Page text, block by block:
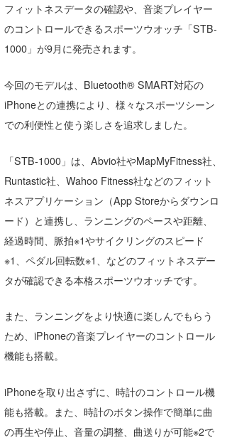
フィットネスデータの確認や、音楽プレイヤー
のコントロールできるスポーツウオッチ「STB-
1000」が9月に発売されます。
今回のモデルは、Bluetooth® SMART対応の
iPhoneとの連携により、様々なスポーツシーン
での利便性と使う楽しさを追求しました。
「STB-1000」は、Abvio社やMapMyFitness社、
Runtastic社、Wahoo Fitness社などのフィット
ネスアプリケーション（App Storeからダウンロ
ード）と連携し、ランニングのペースや距離、
経過時間、脈拍※1やサイクリングのスピード
※1、ペダル回転数※1、などのフィットネスデー
タが確認できる本格スポーツウオッチです。
また、ランニングをより快適に楽しんでもらう
ため、iPhoneの音楽プレイヤーのコントロール
機能も搭載。
iPhoneを取り出さずに、時計のコントロール機
能も搭載。また、時計のボタン操作で簡単に曲
の再生や停止、音量の調整、曲送りが可能※2で
千葉南
大阪
沖縄
VOTE!
ライター/寄稿メディア
Core Surf Japan
Naoya Kimoto
mitsuteru Kamio
Yasunari Inoue
arukasvision
DELTA FORCE SURF
メディア
SURFMEDIA
Colors MAGAZINE
波伝説アンバサダー/プロライダー
福島寿実子
嵯峨明日香
進士剛光
波伝説スタッフ
+☆maki☆+
Aichan